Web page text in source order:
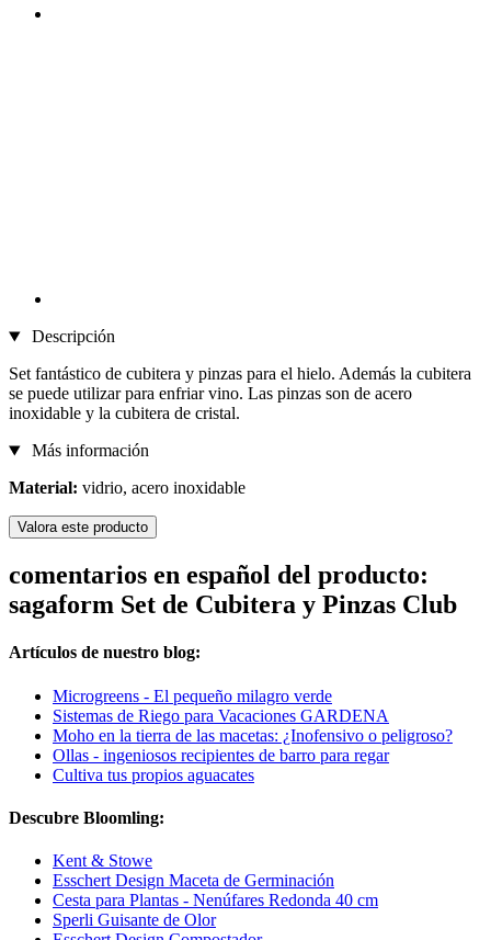
Descripción
Set fantástico de cubitera y pinzas para el hielo. Además la cubitera
se puede utilizar para enfriar vino. Las pinzas son de acero
inoxidable y la cubitera de cristal.
Más información
Material: vidrio, acero inoxidable
Valora este producto
comentarios en español del producto:
sagaform Set de Cubitera y Pinzas Club
Artículos de nuestro blog:
Microgreens - El pequeño milagro verde
Sistemas de Riego para Vacaciones GARDENA
Moho en la tierra de las macetas: ¿Inofensivo o peligroso?
Ollas - ingeniosos recipientes de barro para regar
Cultiva tus propios aguacates
Descubre Bloomling:
Kent & Stowe
Esschert Design Maceta de Germinación
Cesta para Plantas - Nenúfares Redonda 40 cm
Sperli Guisante de Olor